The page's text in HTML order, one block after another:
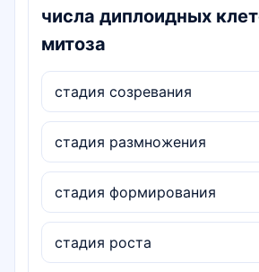
числа диплоидных
митоза
стадия созревания
стадия размножения
стадия формирования
стадия роста